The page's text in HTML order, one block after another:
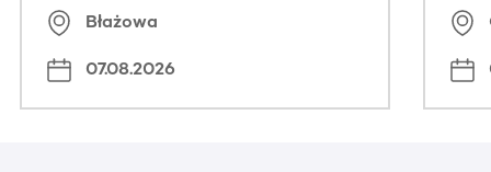
Błażowa
07.08.2026